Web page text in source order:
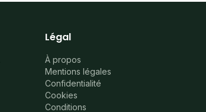
Légal
À propos
Mentions légales
Confidentialité
Cookies
Conditions